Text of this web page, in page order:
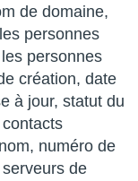
de domaine,
personnes
personnes
création, date
à jour, statut du
numéro de
de